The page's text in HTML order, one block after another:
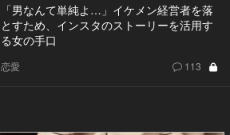
「男なんて単純よ…」イケメン経営者を落
とすため、インスタのストーリーを活用す
る女の手口
恋愛 113